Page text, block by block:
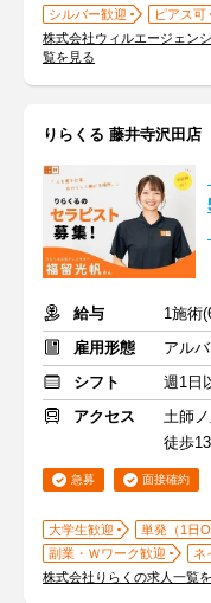
シルバー歓迎
ピアス可
株式会社ウィルエージェン
覧を見る
りらくる 藤井寺沢田店
給与
1施術
雇用形態
アル
シフト
週1日
アクセス
土師
徒歩
急募 面接確約
大学生歓迎 単発（1日
副業・Ｗワーク歓迎
ネ
株式会社りらくの求人一覧